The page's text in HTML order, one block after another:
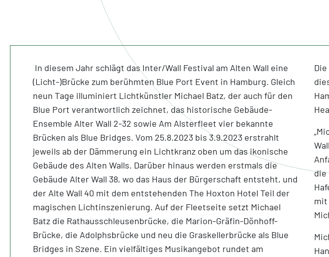
In diesem Jahr schlägt das Inter/Wall Festival am Alten Wall eine
(Licht-)Brücke zum berühmten Blue Port Event in Hamburg. Gleich
neun Tage illuminiert Lichtkünstler Michael Batz, der auch für den
Blue Port verantwortlich zeichnet, das historische Gebäude-
Ensemble Alter Wall 2-32 sowie Am Alsterfleet vier bekannte
Brücken als Blue Bridges. Vom 25.8.2023 bis 3.9.2023 erstrahlt
jeweils ab der Dämmerung ein Lichtkranz oben um das ikonische
Gebäude des Alten Walls. Darüber hinaus werden erstmals die
Gebäude Alter Wall 38, wo das Haus der Bürgerschaft entsteht, und
der Alte Wall 40 mit dem entstehenden The Hoxton Hotel Teil der
magischen Lichtinszenierung. Auf der Fleetseite setzt Michael
Batz die Rathausschleusenbrücke, die Marion-Gräfin-Dönhoff-
Brücke, die Adolphsbrücke und neu die Graskellerbrücke als Blue
Bridges in Szene. Ein vielfältiges Musikangebot rundet am
die
mit